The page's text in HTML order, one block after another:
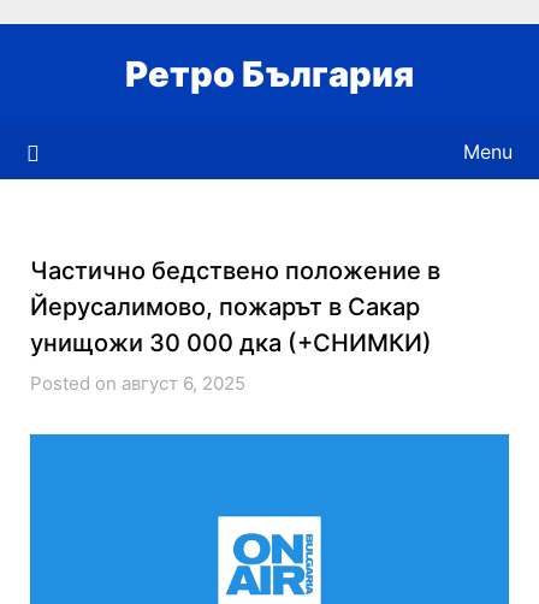
Ретро България
Menu
Частично бедствено положение в
Йерусалимово, пожарът в Сакар
унищожи 30 000 дка (+СНИМКИ)
Posted on август 6, 2025